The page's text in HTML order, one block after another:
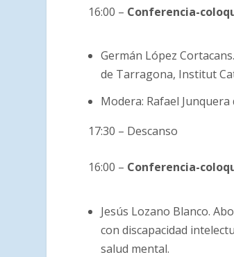
16:00 – Conferencia-
Germán López
de Tarragona, Institut
Modera: Rafael Junquera
17:30 – Descanso
16:00 – Conferencia-
Jesús Lozano Blanco.
con discapacidad
salud mental.